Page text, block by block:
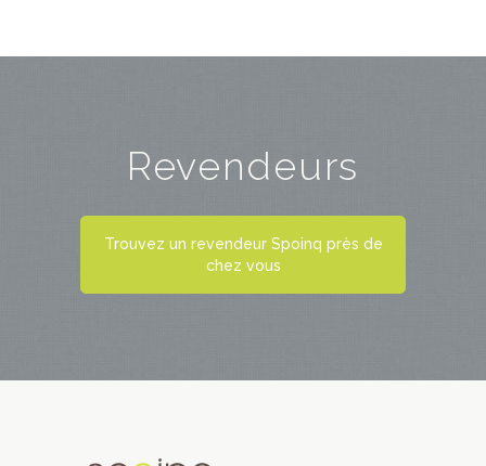
Revendeurs
Trouvez un revendeur Spoinq près de
chez vous